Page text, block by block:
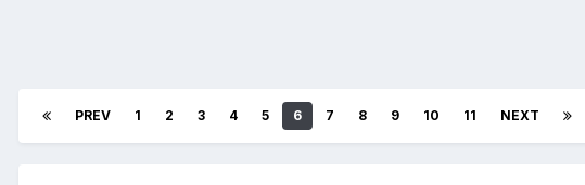
PREV 1 2 3 4 5 6 7 8 9 10 11 NEXT